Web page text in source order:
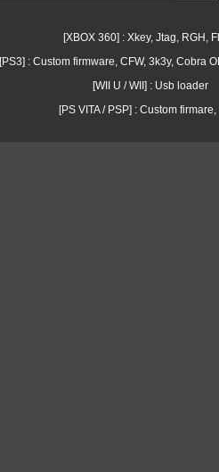
[XBOX 360] : Xkey, Jtag, RGH,
[PS3] : Custom firmware, CFW, 3k3y, Cobra
[WII U / WII] : Usb loader
[PS VITA / PSP] : Custom firmare,